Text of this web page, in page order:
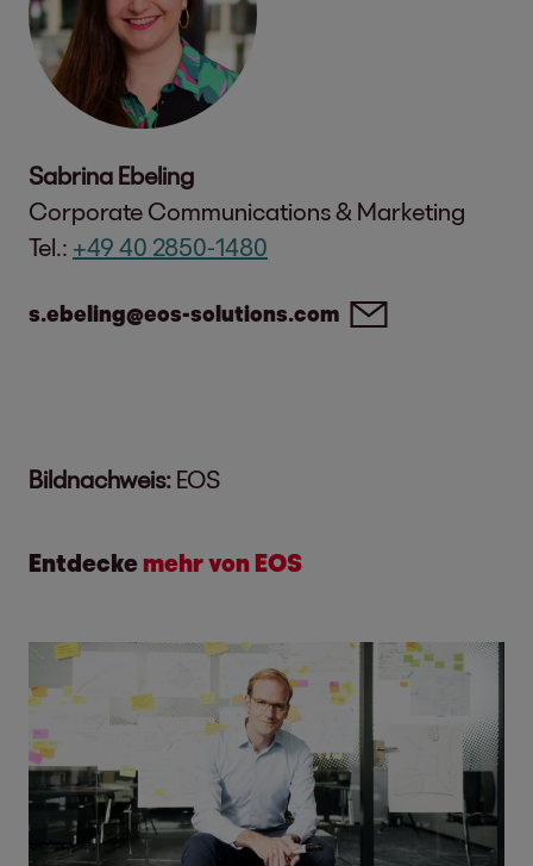
Sabrina Ebeling
Corporate Communications & Marketing
Tel.: +49 40 2850-1480
s.ebeling@eos-solutions.com
Bildnachweis: EOS
Entdecke mehr von EOS